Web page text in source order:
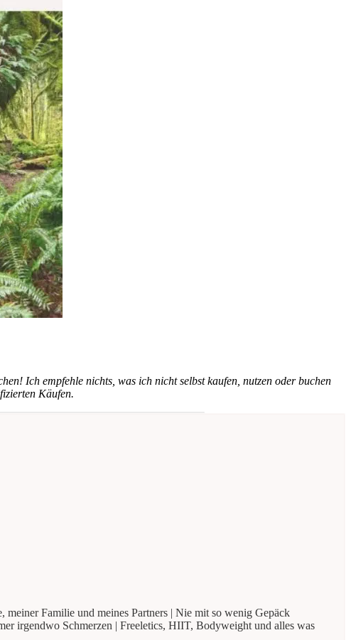
Ich empfehle nichts, was ich nicht selbst kaufen, nutzen oder buchen
Käufen.
Familie und meines Partners | Nie mit so wenig Gepäck
irgendwo Schmerzen | Freeletics, HIIT, Bodyweight und alles was